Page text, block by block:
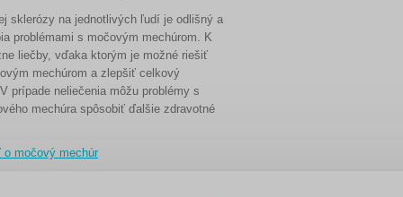
sklerózy na jednotlivých ľudí je odlišný a
problémami s močovým mechúrom. K
liečby, vďaka ktorým je možné riešiť
mechúrom a zlepšiť celkový
prípade neliečenia môžu problémy s
mechúra spôsobiť ďalšie zdravotné
močový mechúr